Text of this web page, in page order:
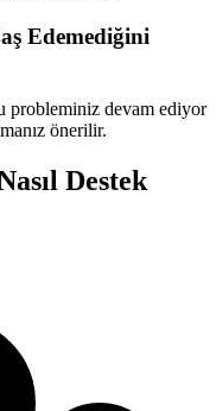
Edemediğini
probleminiz devam ediyor
önerilir.
Destek